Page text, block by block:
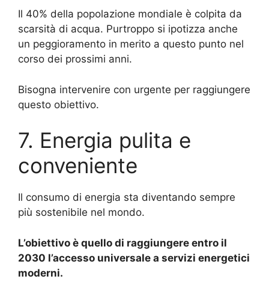
Il 40% della popolazione mondiale è colpita da
scarsità di acqua. Purtroppo si ipotizza anche
un peggioramento in merito a questo punto nel
corso dei prossimi anni.
Bisogna intervenire con urgente per raggiungere
questo obiettivo.
7. Energia pulita e
conveniente
Il consumo di energia sta diventando sempre
più sostenibile nel mondo.
L’obiettivo è quello di raggiungere entro il
2030 l’accesso universale a servizi energetici
moderni.